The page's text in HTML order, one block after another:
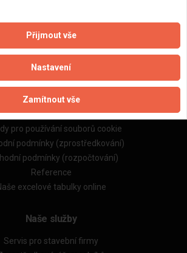
Naše firmy a řemeslníci
a ochrana osobních údajů
pro používání souborů cookie
podmínky (zprostředkování)
podmínky (rozpočtování)
Reference
excelové tabulky online
Naše služby
Servis pro stavební firmy
Přijmout vše
Nastavení
Zamítnout vše